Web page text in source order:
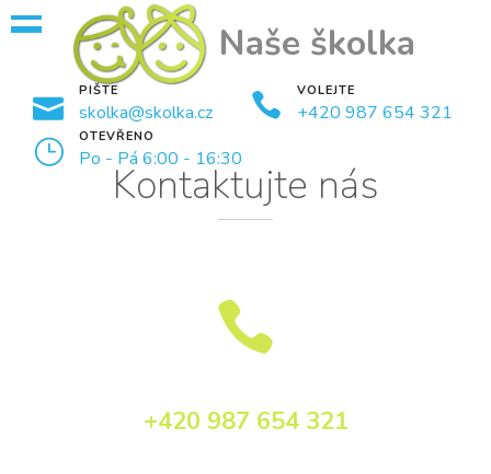
Naše školka
PIŠTE
skolka@skolka.cz
VOLEJTE
+420 987 654 321
OTEVŘENO
Po - Pá 6:00 - 16:30
Kontaktujte nás

+420 987 654 321